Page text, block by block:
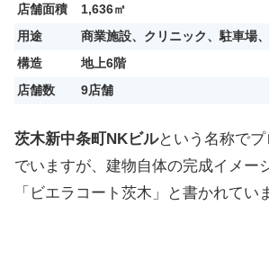
店舗面積
1,636㎡
用途
商業施設、クリニック、駐車場
構造
地上6階
店舗数
9店舗
茨木新中条町NKビルという名称で
でいますが、建物自体の完成イメー
「ビエラコート茨木」と書かれてい